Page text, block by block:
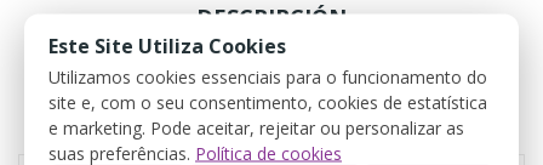
DESCRIPCIÓN
DETALLES DEL PRODUCTO
REVIEWS
Este Site Utiliza Cookies
Utilizamos cookies essenciais para o funcionamento do
site e, com o seu consentimento, cookies de estatística
e marketing. Pode aceitar, rejeitar ou personalizar as
suas preferências. Política de cookies